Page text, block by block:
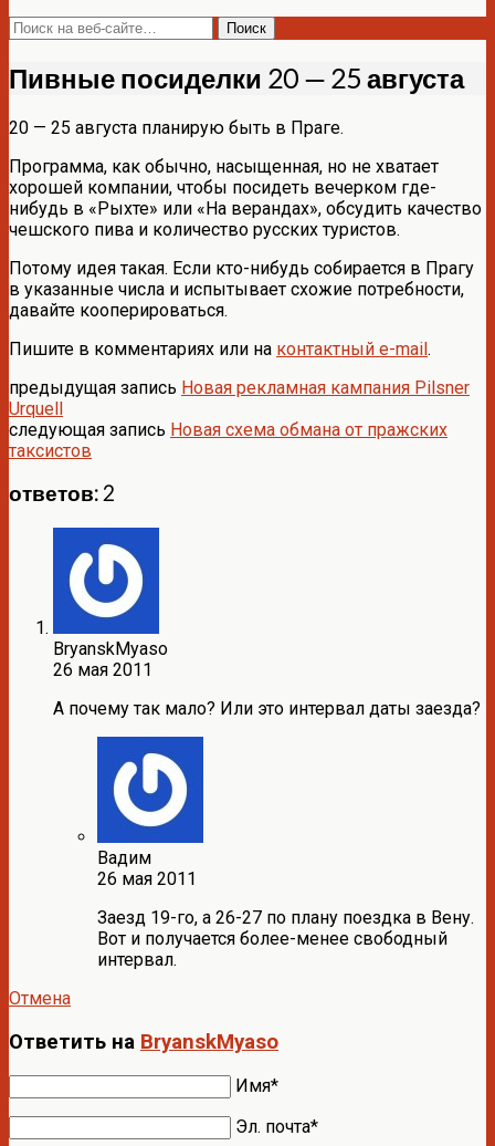
Пивные посиделки 20 — 25 августа
20 — 25 августа планирую быть в Праге.
Программа, как обычно, насыщенная, но не хватает
хорошей компании, чтобы посидеть вечерком где-
нибудь в «Рыхте» или «На верандах», обсудить качество
чешского пива и количество русских туристов.
Потому идея такая. Если кто-нибудь собирается в Прагу
в указанные числа и испытывает схожие потребности,
давайте кооперироваться.
Пишите в комментариях или на контактный e-mail.
предыдущая запись Новая рекламная кампания Pilsner
Urquell
следующая запись Новая схема обмана от пражских
таксистов
ответов: 2
BryanskMyaso
26 мая 2011
А почему так мало? Или это интервал даты заезда?
Вадим
26 мая 2011
Заезд 19-го, а 26-27 по плану поездка в Вену.
Вот и получается более-менее свободный
интервал.
Отмена
Ответить на BryanskMyaso
Имя*
Эл. почта*